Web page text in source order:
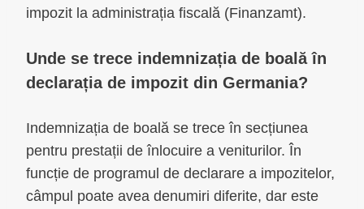
impozit la administrația fiscală (Finanzamt).
Unde se trece indemnizația de boală în
declarația de impozit din Germania?
Indemnizația de boală se trece în secțiunea
pentru prestații de înlocuire a veniturilor. În
funcție de programul de declarare a impozitelor,
câmpul poate avea denumiri diferite, dar este